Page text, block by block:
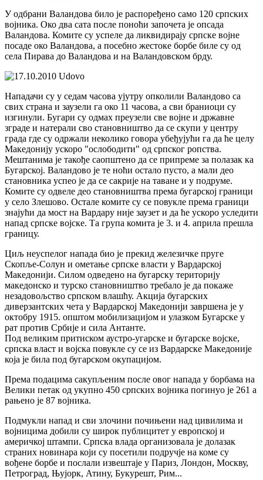
У одбрани Валандова било је распоређено само 120 српских
војника. Око два сата после поноћи започета је опсада
Валандова. Комите су успеле да ликвидирају српске војне
посаде око Валандова, а посебно жестоке борбе биле су од
села Пирава до Валандова и на Валандовском брду.
Нападачи су у седам часова ујутру опколили Валандово са
свих страна и заузели га око 11 часова, а сви браниоци су
изгинули. Бугари су одмах преузели све војне и државне
зграде и натерали сво становништво да се скупи у центру
града где су одржали неколико говора убеђујући га да ће целу
Македонију ускоро "ослободити" од српског ропства.
Мештанима је такође саопштено да се припреме за полазак ка
Бугарској. Валандово је те ноћи остало пусто, а мали део
становника успео је да се сакрије на таване и у подруме.
Комите су одвеле део становништва према бугарској граници
у село Злешово. Остале комите су се повукле према граници
знајући да мост на Вардару није заузет и да ће ускоро уследити
напад српске војске. Та група комита је 3. и 4. априла прешла
границу.
Циљ неуспелог напада био је прекид железичке пруге
Скопље-Солун и ометање српске власти у Вардарској
Македонији. Силом одведено на бугарску територију
македонско и турско становништво требало је да покаже
незадовољство српском влашћу. Акција бугарских
диверзантских чета у Вардарској Македонији завршена је у
октобру 1915. општом мобилизацијом и улазком Бугарске у
рат против Србије и сила Антанте.
Под великим притиском аустро-угарске и бугарске војске,
српска власт и војска повукле су се из Вардарске Македоније
која је била под бугарском окупацијом.
Према подацима сакупљеним после овог напада у борбама на
Велики петак од укупно 450 српских војника погинуо је 261 а
рањено је 87 војника.
Подмукли напад и сви злочини почињени над цивилима и
војницима добили су широк публицитет у европској и
америчкој штампи. Српска влада организовала је долазак
страних новинара који су посетили подручје на коме су
вођене борбе и послали извештаје у Париз, Лондон, Москву,
Петроград, Њујорк, Атину, Букурешт, Рим...